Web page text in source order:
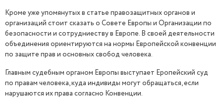
Кроме уже упомянутых в статье правозащитных органов и
организаций стоит сказать о Совете Европы и Организации по
безопасности и сотрудниеству в Европе. В своей деятельности
объединения ориентируются на нормы Европейской конвенции
по защите прав и основных свобод человека.
Главным судебным органом Европы выступает Еропейский суд
по правам человека, куда индивиды могут обращаться, если
нарушаются их права согласно Конвенции.